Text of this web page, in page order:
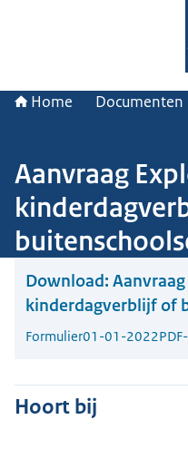
Home Documenten
Aanvraag
Download:
kinderdagverblijf of
Formulier01-01-2022
Hoort bij